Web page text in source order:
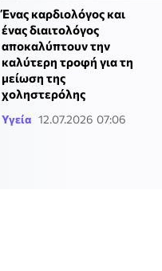
Ένας καρδιολόγος και
ένας διαιτολόγος
αποκαλύπτουν την
καλύτερη τροφή για τη
μείωση της
χοληστερόλης
Υγεία 12.07.2026 07:06